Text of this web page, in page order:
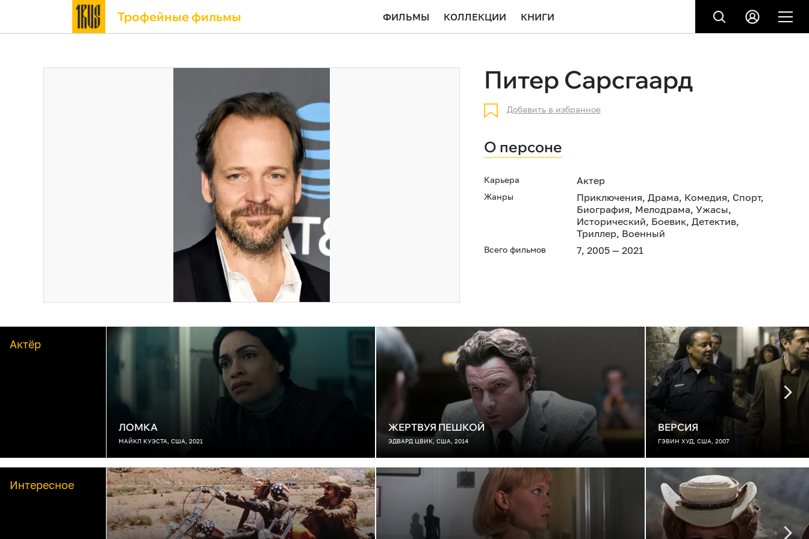
Трофейные фильмы ФИЛЬМЫ КОЛЛЕКЦИИ КНИГИ
Питер Сарсгаард
Добавить в избранное
О персоне
Карьера Актер
Жанры Приключения, Драма, Комедия, Спорт,
Биография, Мелодрама, Ужасы,
Исторический, Боевик, Детектив,
Триллер, Военный
Всего фильмов 7, 2005 — 2021
Актёр
ЛОМКА
МАЙКЛ КУЭСТА, США, 2021
ЖЕРТВУЯ ПЕШКОЙ
ЭДВАРД ЦВИК, США, 2014
ВЕРСИЯ
ГЭВИН ХУД, США, 2007
Интересное